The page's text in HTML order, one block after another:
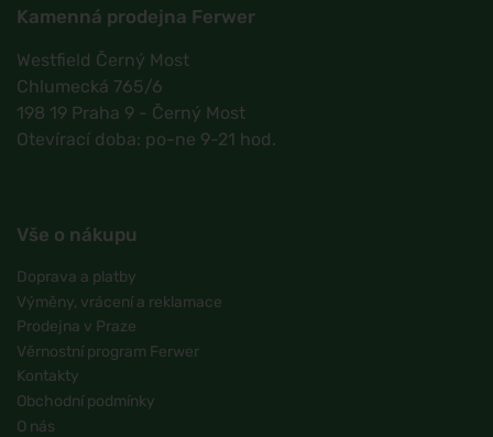
Kamenná prodejna Ferwer
Westfield Černý Most
Chlumecká 765/6
198 19 Praha 9 - Černý Most
Otevírací doba: po-ne 9-21 hod.
Vše o nákupu
Doprava a platby
Výměny, vrácení a reklamace
Prodejna v Praze
Věrnostní program Ferwer
Kontakty
Obchodní podmínky
O nás